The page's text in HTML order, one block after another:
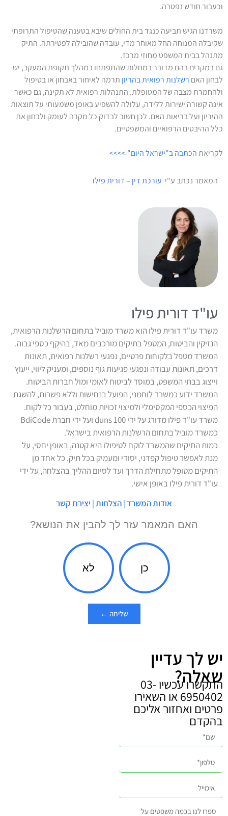
וכעבור חודש נפטרה.
משרדנו הגיש תביעה כנגד בית החולים שיבא בטענה שהטיפול התרופתי
שקיבלה המנוחה החל מאוחר מדי, עובדה שהובילה לפטירתה. התיק
מתנהל בבית המשפט מחוזי מרכז.
גם במקרים בהם מדובר במחלות שהתפתחו במהלך תקופת המעקב, יש
לבחון האם רשלנות רפואית בהריון תרמה לאיחור באבחון או בטיפול
ולהחמרת מצבה של המטופלת. התנהלות רפואית לא תקינה, גם כאשר
אינה קשורה ישירות ללידה, עלולה להשפיע באופן משמעותי על תוצאות
ההיריון ועל בריאות האם. לכן חשוב לבדוק כל מקרה לעומק ולבחון את
כלל ההיבטים הרפואיים והמשפטיים.
לקריאתהכתבה ב"ישראל היום" >>>>
המאמר נכתב ע"י עורכת דין – דורית פילו
עו"ד דורית פילו
משרד עו"ד דורית פילו הוא משרד מוביל בתחום הרשלנות הרפואית,
הנזיקין והביטוח, המטפל בתיקים מורכבים מאד, בהיקף כספי גבוה.
המשרד מטפל בלקוחות פרטיים, נפגעי רשלנות רפואית, תאונות
דרכים, תאונות עבודה ונפגעי פגיעות גוף נוספים, ומעניק ליווי, ייעוץ
וייצוג בבתי המשפט, במוסד לביטוח לאומי ומול חברות הביטוח.
המשרד ידוע כמשרד לוחמני, הפועל בנחישות וללא פשרות, להשגת
הפיצוי הכספי המקסימלי ולמיצוי זכויות מוחלט, בעבור כל לקוח.
משרד עו"ד פילו מדורג על ידי duns 100 ועל ידי חברת BdiCode
כמשרד מוביל בתחום הרשלנות הרפואית בישראל.
כמות התיקים שהמשרד לוקח לטיפולו היא קטנה, באופן יחסי, על
מנת לאפשר טיפול קפדני, יסודי ומעמיק בכל תיק. כל אחד מן
התיקים מטופל מתחילת הדרך ועד לסיום ההליך בהצלחה, על ידי
עו"ד דורית פילו באופן אישי.
אודות המשרד|הצלחות| יצירת קשר
האם המאמר עזר לך להבין את הנושא?
כן לא
שליחה ←
יש לך עדיין
שאלה? התקשרו עכשיו 03-
6950402 או השאירו
פרטים ואחזור אליכם
בהקדם